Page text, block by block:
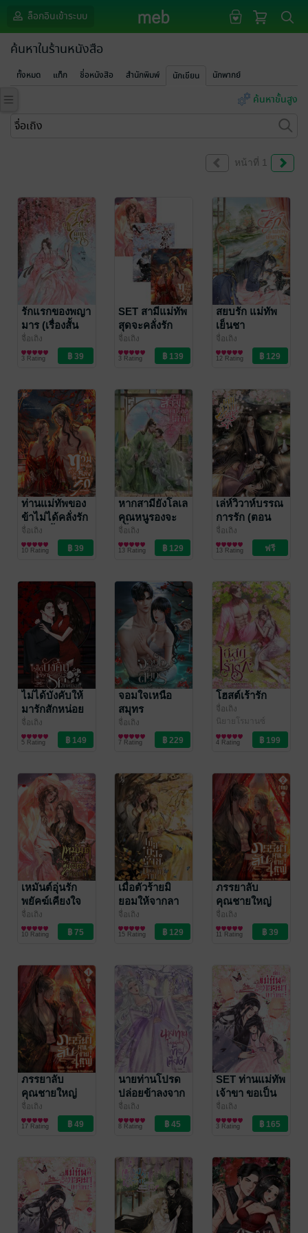
ล็อกอินเข้าระบบ
ค้นหาในร้านหนังสือ
ทั้งหมด แท็ก ชื่อหนังสือ สำนักพิมพ์ นักเขียน นักพากย์
ค้นหาขั้นสูง
หน้าที่ 1
รักแรกของพญา
มาร (เรื่องสั้น
จักรวาลคู่หยิน
หยาง)
จื่อเถิง
นิยายรักจีนโบราณ
3 Rating
SET สามีแม่ทัพ
สุดจะคลั่งรัก
จื่อเถิง
นิยายรักจีนโบราณ
3 Rating
สยบรัก แม่ทัพ
เย็นชา
จื่อเถิง
นิยายรักจีนโบราณ
12 Rating
ท่านแม่ทัพของ
ข้าไม่ได้คลั่งรัก
ขนาดนั้น
จื่อเถิง
นิยายรักจีนโบราณ
10 Rating
หากสามียังโลเล
คุณหนูรองจะ
เกี้ยวท่านเอง
จื่อเถิง
นิยายรักจีนโบราณ
13 Rating
เล่ห์วิวาห์บรรณ
การรัก (ตอน
พิเศษ)
จื่อเถิง
นิยายรักจีนโบราณ
13 Rating
ไม่ได้บังคับให้
มารักสักหน่อย
(ยุค 80)
จื่อเถิง
นิยายรักจีนโบราณ
5 Rating
จอมใจเหนือ
สมุทร
จื่อเถิง
นิยายโรมานซ์
7 Rating
โฮสต์เร้ารัก
จื่อเถิง
นิยายโรมานซ์
4 Rating
เหมันต์อุ่นรัก
พยัคฆ์เคียงใจ
จื่อเถิง
นิยายรักจีนโบราณ
10 Rating
เมื่อตัวร้ายมิ
ยอมให้จากลา
จื่อเถิง
นิยายรักจีนโบราณ
15 Rating
ภรรยาลับ
คุณชายใหญ่
เล่ม 2 (จบ)
จื่อเถิง
นิยายรักจีนโบราณ
11 Rating
ภรรยาลับ
คุณชายใหญ่
เล่ม 1
จื่อเถิง
นิยายรักจีนโบราณ
17 Rating
นายท่านโปรด
ปล่อยข้าลงจาก
เตียง!
จื่อเถิง
นิยายรักจีนโบราณ
8 Rating
SET ท่านแม่ทัพ
เจ้าขา ขอเป็น
ภรรยานะเจ้าคะ
จื่อเถิง
นิยายรักจีนโบราณ
3 Rating